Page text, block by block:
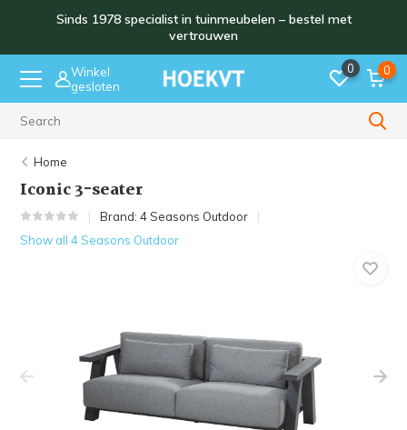
Sinds 1978 specialist in tuinmeubelen – bestel met
vertrouwen
Winkel
gesloten
0 0
Home
Iconic 3-seater
Brand:4 Seasons Outdoor
Show all 4 Seasons Outdoor